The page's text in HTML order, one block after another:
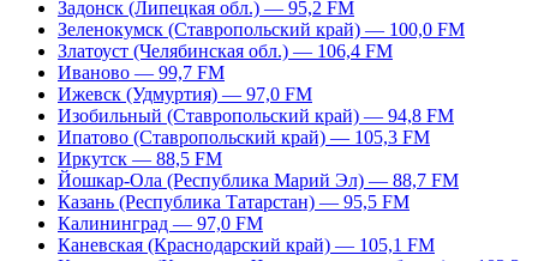
Задонск (Липецкая обл.) — 95,2 FM
Зеленокумск (Ставропольский край) — 100,0 FM
Златоуст (Челябинская обл.) — 106,4 FM
Иваново — 99,7 FM
Ижевск (Удмуртия) — 97,0 FM
Изобильный (Ставропольский край) — 94,8 FM
Ипатово (Ставропольский край) — 105,3 FM
Иркутск — 88,5 FM
Йошкар-Ола (Республика Марий Эл) — 88,7 FM
Казань (Республика Татарстан) — 95,5 FM
Калининград — 97,0 FM
Каневская (Краснодарский край) — 105,1 FM